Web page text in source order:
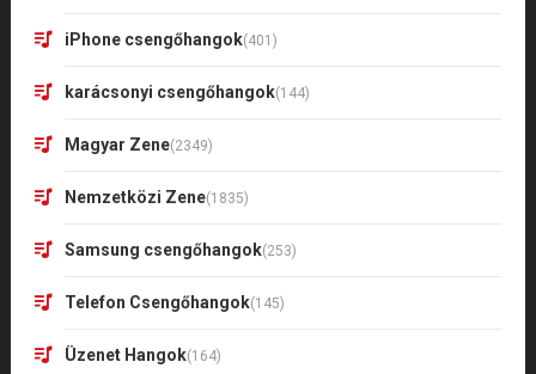
iPhone csengőhangok(401)
karácsonyi csengőhangok(144)
Magyar Zene(2349)
Nemzetközi Zene(1835)
Samsung csengőhangok(253)
Telefon Csengőhangok(145)
Üzenet Hangok(164)